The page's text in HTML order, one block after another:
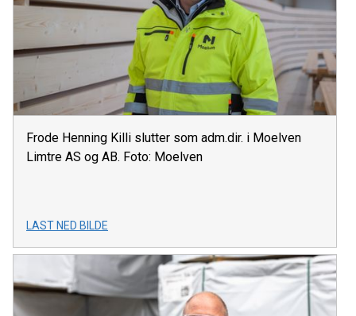
Frode Henning Killi slutter som adm.dir. i Moelven
Limtre AS og AB. Foto: Moelven
LAST NED BILDE